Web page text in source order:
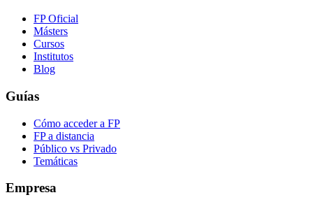
FP Oficial
Másters
Cursos
Institutos
Blog
Guías
Cómo acceder a FP
FP a distancia
Público vs Privado
Temáticas
Empresa